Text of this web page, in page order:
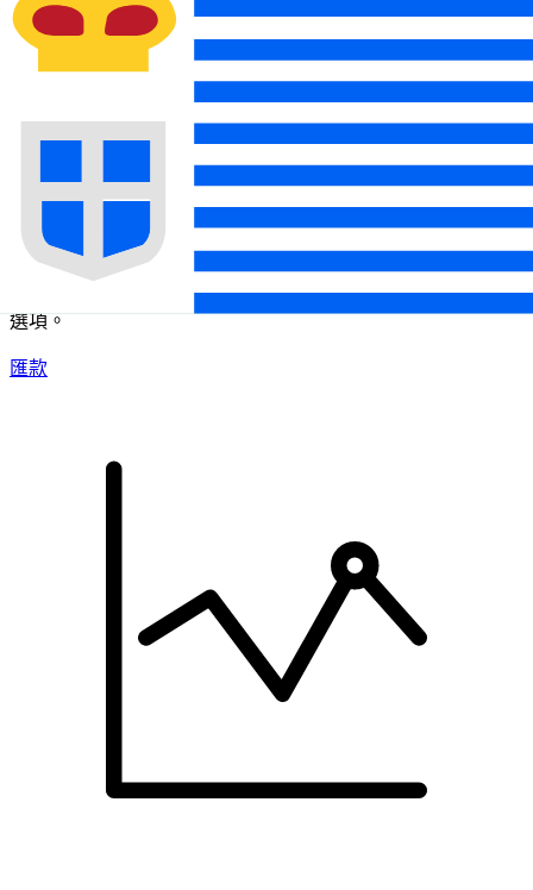
XE 國際匯款
快捷安全地上網匯款。即時追蹤和通知外加靈活的遞送和付款
選項。
匯款